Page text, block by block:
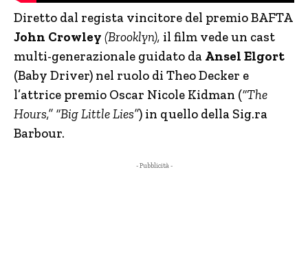
Diretto dal regista vincitore del premio BAFTA
John Crowley (Brooklyn), il film vede un cast
multi-generazionale guidato da Ansel Elgort
(Baby Driver) nel ruolo di Theo Decker e
l’attrice premio Oscar Nicole Kidman (“The
Hours,” “Big Little Lies”) in quello della Sig.ra
Barbour.
- Pubblicità -